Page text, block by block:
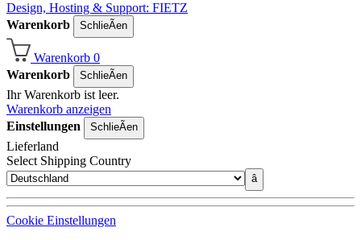
Design, Hosting & Support: FIETZ
Warenkorb
SchlieÃen
Warenkorb 0
Warenkorb
SchlieÃen
Ihr Warenkorb ist leer.
Warenkorb anzeigen
Einstellungen
SchlieÃen
Lieferland
Select Shipping Country
â
Cookie Einstellungen